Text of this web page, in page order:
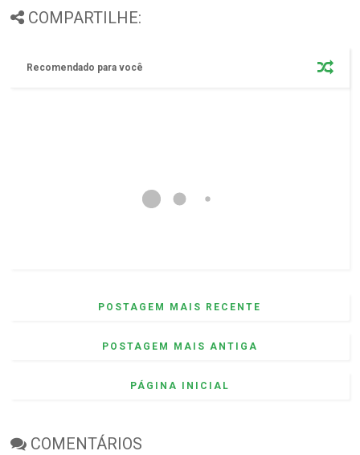
COMPARTILHE:
Recomendado para você
POSTAGEM MAIS RECENTE
POSTAGEM MAIS ANTIGA
PÁGINA INICIAL
COMENTÁRIOS